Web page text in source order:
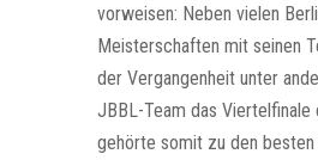
vorweisen: Neben vielen
Meisterschaften mit seinen
der Vergangenheit unter
JBBL-Team das Viertelfinale
gehörte somit zu den